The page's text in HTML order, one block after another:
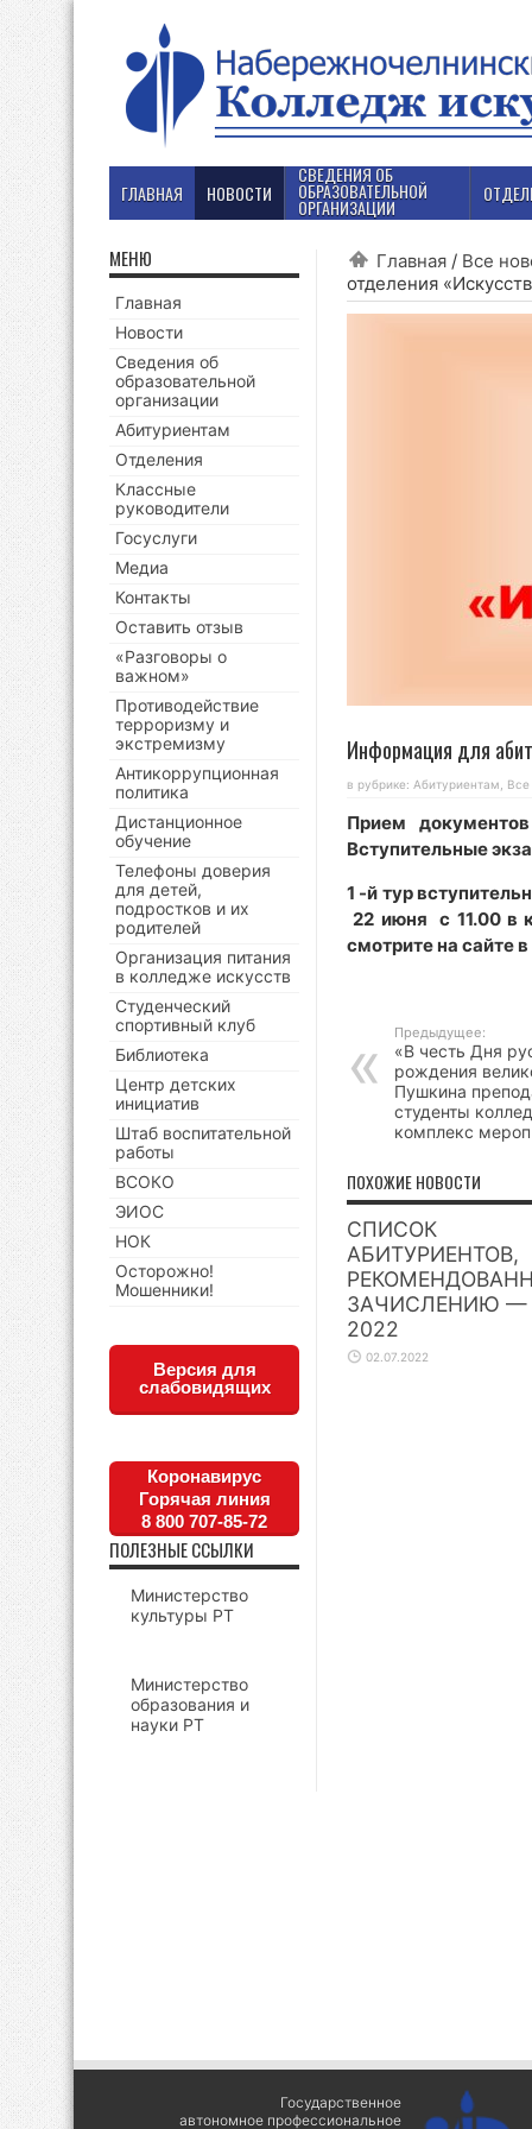
ГЛАВНАЯ НОВОСТИ
СВЕДЕНИЯ ОБ
ОБРАЗОВАТЕЛЬНОЙ
ОРГАНИЗАЦИИ
Главная / Все
отделения
Информация для
в рубрике: Абитуриентам Все
Прием
Вступительные
1 -й тур
22 июня с 11.00 в
смотрите на сайте
Предыдущее:
«В честь Дня
рождения
Пушкина
студенты
комплекс
ПОХОЖИЕ НОВОСТИ
СПИСОК
АБИТУРИЕНТОВ,
ЗАЧИСЛЕНИЮ —
2022
02.07.2022
МЕНЮ
Главная
Новости
Сведения об
образовательной
организации
Абитуриентам
Отделения
Классные
руководители
Госуслуги
Медиа
Контакты
Оставить отзыв
«Разговоры о
важном»
Противодействие
терроризму и
экстремизму
Антикоррупционная
политика
Дистанционное
обучение
Телефоны доверия
для детей,
подростков и их
родителей
Организация питания
в колледже искусств
Студенческий
спортивный клуб
Библиотека
Центр детских
инициатив
Штаб воспитательной
работы
ВСОКО
ЭИОС
НОК
Осторожно!
Мошенники!
Версия для
слабовидящих
Коронавирус
Горячая линия
8 800 707-85-72
ПОЛЕЗНЫЕ ССЫЛКИ
Министерство
культуры РТ
Министерство
образования и
науки РТ
Государственное
автономное профессиональное